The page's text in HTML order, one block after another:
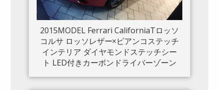
2015MODEL Ferrari CaliforniaTロッソ
コルサ ロッソレザー×ビアンコステッチ
インテリア ダイヤモンドステッチシー
ト LED付きカーボンドライバーゾーン